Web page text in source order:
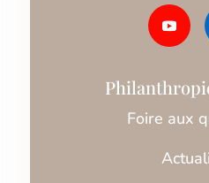
Foire aux